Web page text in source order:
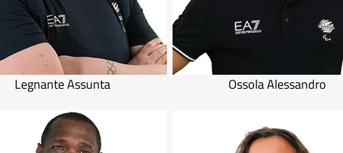
Legnante Assunta Ossola Alessandro